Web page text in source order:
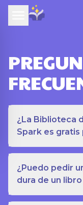
¿La Biblioteca
Spark es gratis
¿Puedo pedir
dura de un